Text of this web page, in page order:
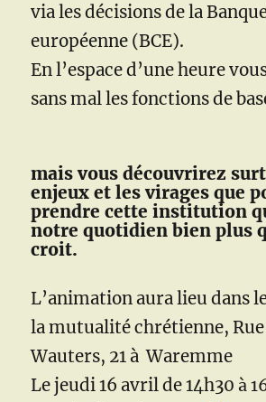
via les décisions de la
européenne (BCE).
En l’espace d’une heure
sans mal les fonctions de
mais vous découvrirez
enjeux et les virages que
prendre cette institution
notre quotidien bien plus
croit.
L’animation aura lieu dans
la mutualité chrétienne, Rue
Wauters, 21 à Waremme
Le jeudi 16 avril de 14h30 à